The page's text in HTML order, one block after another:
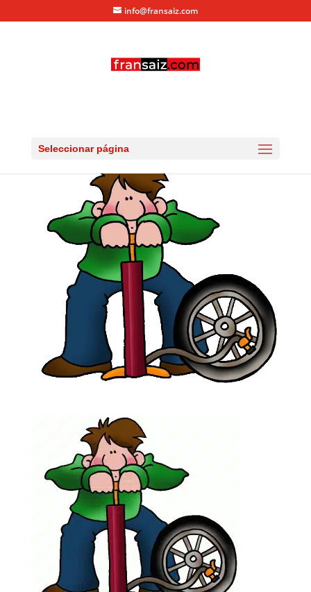
info@fransaiz.com
Seleccionar página